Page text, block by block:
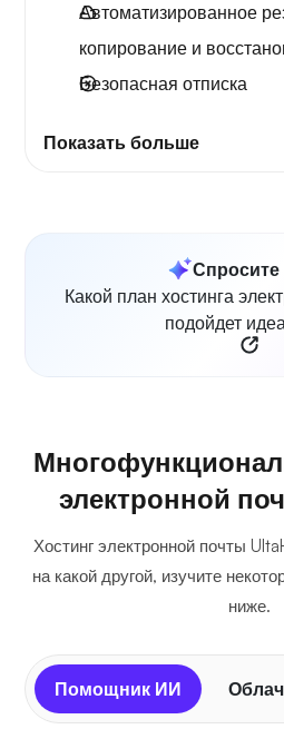
Автоматизированное
копирование и
Безопасная отписка
Показать больше
Спросите
Какой план хостинга
подойдет
электронной
Хостинг электронной почты
на какой другой, изучите
ниже.
Помощник ИИ